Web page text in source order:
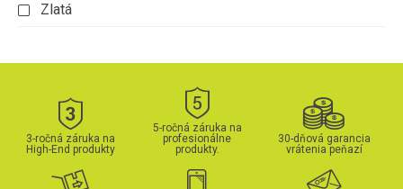
Zlatá
3-ročná záruka na
High-End produkty
5-ročná záruka na
profesionálne
produkty.
30-dňová garancia
vrátenia peňazí